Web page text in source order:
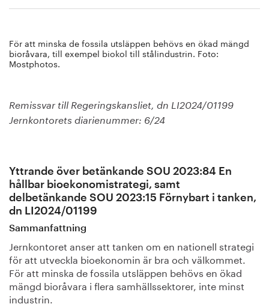
För att minska de fossila utsläppen behövs en ökad mängd
bioråvara, till exempel biokol till stålindustrin. Foto:
Mostphotos.
Remissvar till Regeringskansliet, dn LI2024/01199
Jernkontorets diarienummer: 6/24
Yttrande över betänkande SOU 2023:84 En
hållbar bioekonomistrategi, samt
delbetänkande SOU 2023:15 Förnybart i tanken,
dn LI2024/01199
Sammanfattning
Jernkontoret anser att tanken om en nationell strategi
för att utveckla bioekonomin är bra och välkommet.
För att minska de fossila utsläppen behövs en ökad
mängd bioråvara i flera samhällssektorer, inte minst
industrin.